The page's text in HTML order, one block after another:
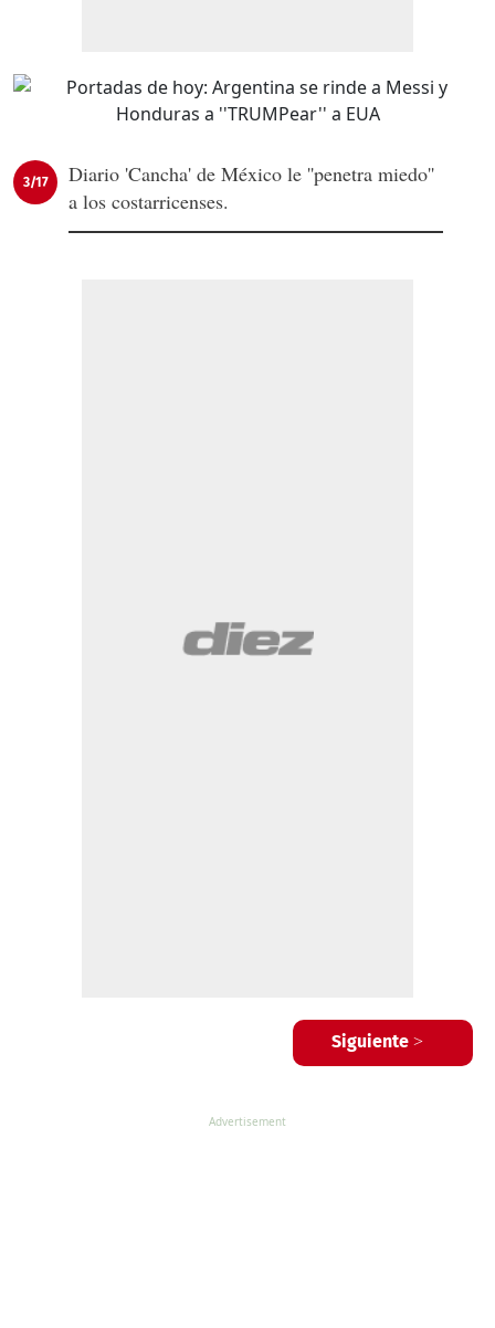
3/17
Diario 'Cancha' de México le ''penetra miedo''
a los costarricenses.
Siguiente >